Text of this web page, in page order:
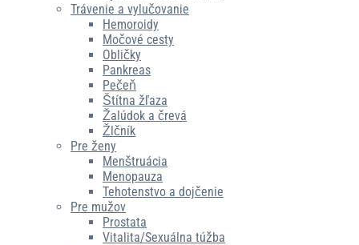
Trávenie a vylučovanie
Hemoroidy
Močové cesty
Obličky
Pankreas
Pečeň
Štítna žľaza
Žalúdok a črevá
Žlčník
Pre ženy
Menštruácia
Menopauza
Tehotenstvo a dojčenie
Pre mužov
Prostata
Vitalita/Sexuálna túžba